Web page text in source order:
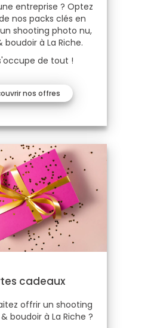
entreprise ? Optez
nos packs clés en
shooting photo nu,
boudoir à La Riche.
de tout !
nos offres
cadeaux
offrir un shooting
boudoir à La Riche ?